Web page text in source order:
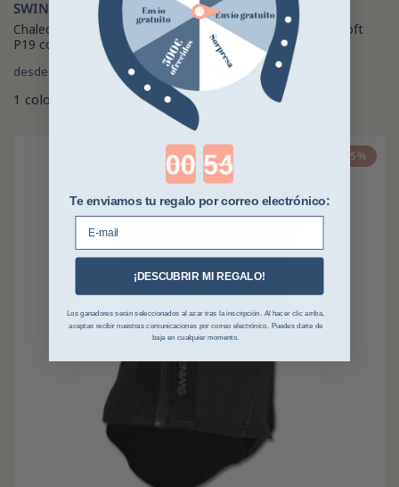
SWING
Chaleco de protección Swing
P19 con cremallera para adulto
desde
149,95 €
1 color
ZANDONA
Chaleco de Protección Soft
Vest Pro Zandona
136,11 €
-25%
Countdown ends in:
Te enviamos tu regalo por correo electrónico:
¡DESCUBRIR MI REGALO!
Los ganadores serán seleccionados al azar tras la inscripción. Al hacer clic arriba,
aceptas recibir nuestras comunicaciones por correo electrónico. Puedes darte de
baja en cualquier momento.